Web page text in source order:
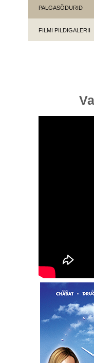
PALGASÕDURID
FILMI PILDIGALERII